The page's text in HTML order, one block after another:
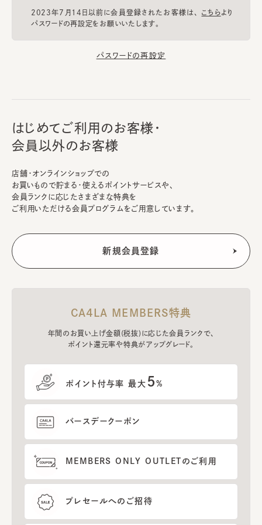
2023年7月14日以前に会員登録されたお客様は、 こちらより
パスワードの再設定をお願いいたします。
パスワードの再設定
はじめてご利用のお客様・
会員以外のお客様
店舗・オンラインショップでの
お買いもので貯まる・使えるポイントサービスや、
会員ランクに応じたさまざまな特典を
ご利用いただける会員プログラムをご用意しています。
CA4LA MEMBERS特典
年間のお買い上げ金額(税抜)に応じた会員ランクで、
ポイント還元率や特典がアップグレード。
ポイント付与率 最大 5%
バースデークーポン
MEMBERS ONLY OUTLETのご利用
プレセールへのご招待